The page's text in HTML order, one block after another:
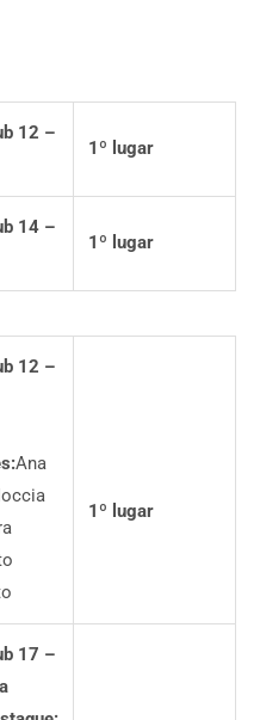
12 –
1 º lugar
14 –
1 º lugar
12 –
Ana
1 º lugar
17 –